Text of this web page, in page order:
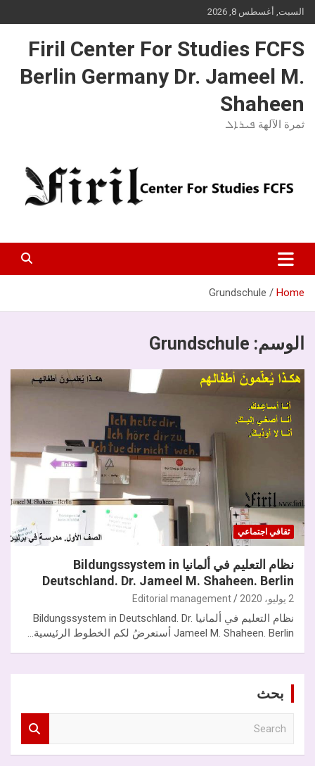
Skip
to
السبت, أغسطس 8, 2026
Firil Center For Studies FCFS
Berlin Germany Dr. Jameel M.
Shaheen
ثمرة الآلهة ܦܝܪܐܠ
Home
Grundschule
الوسم: Grundschule
ثقافي اجتماعي
نظام التعليم في ألمانيا Bildungssystem in
Deutschland. Dr. Jameel M. Shaheen. Berlin
2 يوليو، 2020 Editorial management
نظام التعليم في ألمانيا Bildungssystem in Deutschland. Dr.
Jameel M. Shaheen. Berlin أستعرضُ لكم الخطوط الرئيسية…
بحث